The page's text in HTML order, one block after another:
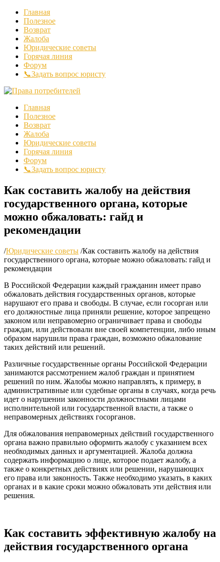
Главная
Полезное
Возврат
Жалоба
Юридические советы
Горячая линия
Форум
📞Задать вопрос юристу
Главная
Полезное
Возврат
Жалоба
Юридические советы
Горячая линия
Форум
📞Задать вопрос юристу
Как составить жалобу на действия
государственного органа, которые
можно обжаловать: гайд и
рекомендации
/Юридические советы /Как составить жалобу на действия
государственного органа, которые можно обжаловать: гайд и
рекомендации
В Российской Федерации каждый гражданин имеет право
обжаловать действия государственных органов, которые
нарушают его права и свободы. В случае, если госорган или
его должностные лица приняли решение, которое запрещено
законом или неправомерно ограничивает права и свободы
граждан, или действовали вне своей компетенции, либо иным
образом нарушили права граждан, возможно обжалование
таких действий или решений.
Различные государственные органы Российской Федерации
занимаются рассмотрением жалоб граждан и принятием
решений по ним. Жалобы можно направлять, к примеру, в
административные или судебные органы в случаях, когда речь
идет о нарушении законности должностными лицами
исполнительной или государственной власти, а также о
неправомерных действиях госорганов.
Для обжалования неправомерных действий государственного
органа важно правильно оформить жалобу с указанием всех
необходимых данных и аргументацией. Жалоба должна
содержать информацию о лице, которое подает жалобу, а
также о конкретных действиях или решении, нарушающих
его права или законность. Также необходимо указать, в каких
органах и в какие сроки можно обжаловать эти действия или
решения.
Как составить эффективную жалобу на
действия государственного органа